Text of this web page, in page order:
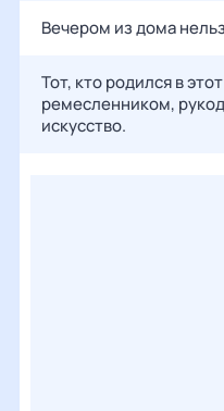
Вечером из дома
Тот, кто родился в
ремесленником,
искусство.